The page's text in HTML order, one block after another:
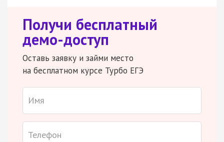
Получи бесплатный
демо-доступ
Оставь заявку и займи место
на бесплатном курсе Турбо ЕГЭ